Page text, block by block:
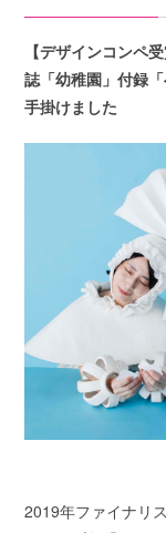
【デザインコンペ
誌「幼稚園」付録
手掛けました
2019年ファイナリ